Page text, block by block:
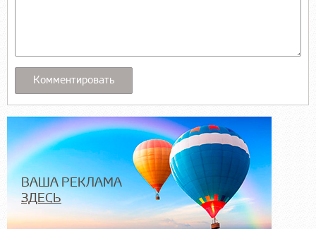
ВАША РЕКЛАМА
ЗДЕСЬ